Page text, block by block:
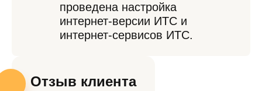
проведена настройка
интернет-версии ИТС и
интернет-сервисов ИТС.
Отзыв клиента